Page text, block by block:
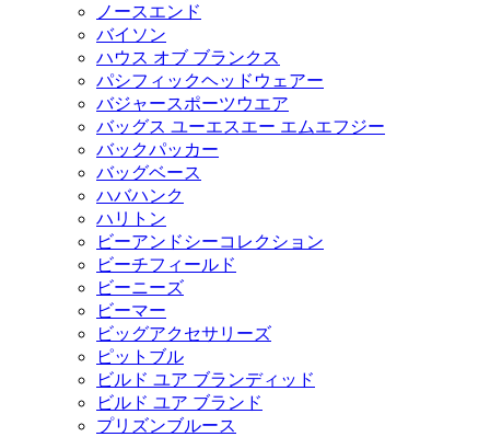
ノースエンド
バイソン
ハウス オブ ブランクス
パシフィックヘッドウェアー
バジャースポーツウエア
バッグス ユーエスエー エムエフジー
バックパッカー
バッグベース
ハバハンク
ハリトン
ビーアンドシーコレクション
ビーチフィールド
ビーニーズ
ビーマー
ビッグアクセサリーズ
ピットブル
ビルド ユア ブランディッド
ビルド ユア ブランド
プリズンブルース